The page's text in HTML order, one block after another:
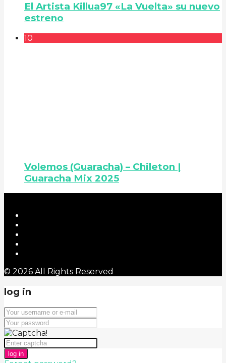
El Artista Killua97 «La Vuelta» su nuevo
estreno
10
Volemos (Guaracha) – Chileton |
Guaracha Mix 2025
© 2026 All Rights Reserved
log in
log in